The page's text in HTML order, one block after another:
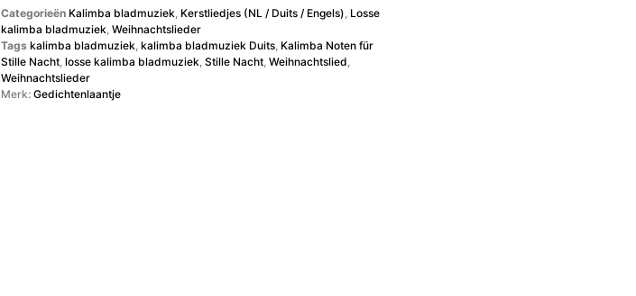
Categorieën Kalimba bladmuziek, Kerstliedjes (NL / Duits / Engels), Losse
kalimba bladmuziek, Weihnachtslieder
Tags kalimba bladmuziek, kalimba bladmuziek Duits, Kalimba Noten für
Stille Nacht, losse kalimba bladmuziek, Stille Nacht, Weihnachtslied,
Weihnachtslieder
Merk: Gedichtenlaantje